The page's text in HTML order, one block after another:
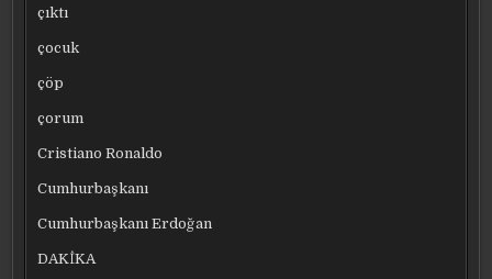
çıktı
çocuk
çöp
çorum
Cristiano Ronaldo
Cumhurbaşkanı
Cumhurbaşkanı Erdoğan
DAKİKA